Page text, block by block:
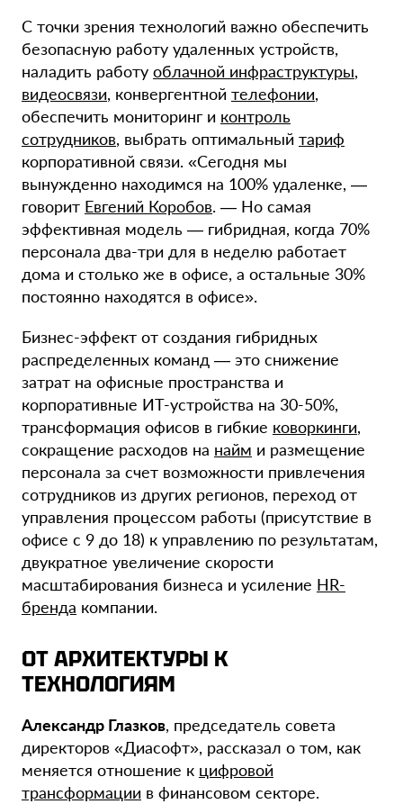
С точки зрения технологий важно обеспечить
безопасную работу удаленных устройств,
наладить работу облачной инфраструктуры,
видеосвязи, конвергентной телефонии,
обеспечить мониторинг и контроль
сотрудников, выбрать оптимальный тариф
корпоративной связи. «Сегодня мы
вынужденно находимся на 100% удаленке, —
говорит Евгений Коробов. — Но самая
эффективная модель — гибридная, когда 70%
персонала два-три для в неделю работает
дома и столько же в офисе, а остальные 30%
постоянно находятся в офисе».
Бизнес-эффект от создания гибридных
распределенных команд — это снижение
затрат на офисные пространства и
корпоративные ИТ-устройства на 30-50%,
трансформация офисов в гибкие коворкинги,
сокращение расходов на найм и размещение
персонала за счет возможности привлечения
сотрудников из других регионов, переход от
управления процессом работы (присутствие в
офисе с 9 до 18) к управлению по результатам,
двукратное увеличение скорости
масштабирования бизнеса и усиление HR-
бренда компании.
ОТ АРХИТЕКТУРЫ К
ТЕХНОЛОГИЯМ
Александр Глазков, председатель совета
директоров «Диасофт», рассказал о том, как
меняется отношение к цифровой
трансформации в финансовом секторе.